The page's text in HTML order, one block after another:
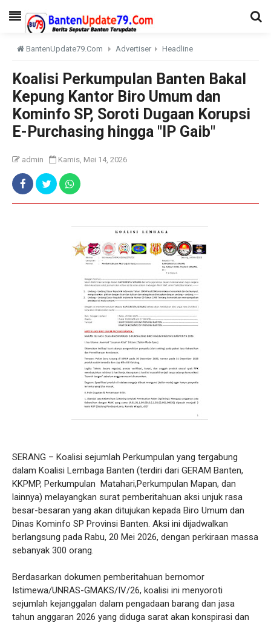
BantenUpdate79.Com Advertiser Headline
Koalisi Perkumpulan Banten Bakal
Kepung Kantor Biro Umum dan
Kominfo SP, Soroti Dugaan Korupsi
E-Purchasing hingga "IP Gaib"
admin Kamis, Mei 14, 2026
SERANG – Koalisi sejumlah Perkumpulan yang tergabung
dalam Koalisi Lembaga Banten (terdiri dari GERAM Banten,
KKPMP, Perkumpulan Matahari,Perkumpulan Mapan, dan
lainnya) melayangkan surat pemberitahuan aksi unjuk rasa
besar-besaran yang akan ditujukan kepada Biro Umum dan
Dinas Kominfo SP Provinsi Banten. Aksi ini dijadwalkan
berlangsung pada Rabu, 20 Mei 2026, dengan perkiraan massa
sebanyak 300 orang.
Berdasarkan dokumen pemberitahuan bernomor
Istimewa/UNRAS-GMAKS/IV/26, koalisi ini menyoroti
sejumlah kejanggalan dalam pengadaan barang dan jasa
tahun anggaran 2026 yang diduga sarat akan konspirasi dan